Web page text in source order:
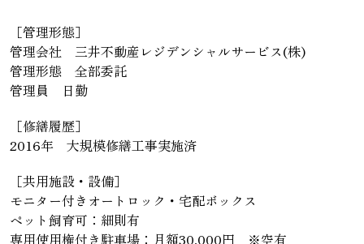
［管理形態］
管理会社 三井不動産レジデンシャルサービス(株)
管理形態 全部委託
管理員 日勤
［修繕履歴］
2016年 大規模修繕工事実施済
［共用施設・設備］
モニター付きオートロック・宅配ボックス
ペット飼育可：細則有
専用使用権付き駐車場：月額30,000円 ※空有